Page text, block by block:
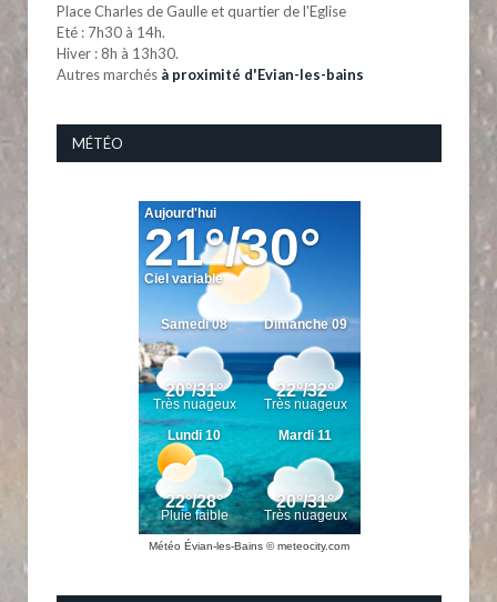
Place Charles de Gaulle et quartier de l'Eglise
Eté : 7h30 à 14h.
Hiver : 8h à 13h30.
Autres marchés à proximité d'Evian-les-bains
MÉTÉO
Météo Évian-les-Bains © meteocity.com